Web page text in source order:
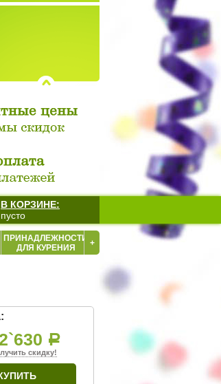
ПРИНАДЛЕЖНОСТИ
ДЛЯ КУРЕНИЯ
+
Р
скидку!
В КОРЗИНЕ:
пусто